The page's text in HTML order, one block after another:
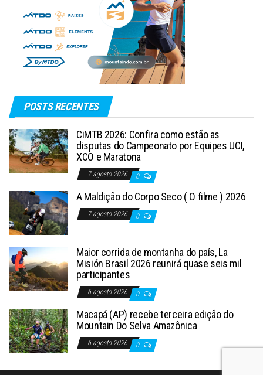
POSTS RECENTES
CiMTB 2026: Confira como estão as
disputas do Campeonato por Equipes UCI,
XCO e Maratona
7 agosto 2026 0
A Maldição do Corpo Seco ( O filme ) 2026
7 agosto 2026 0
Maior corrida de montanha do país, La
Misión Brasil 2026 reunirá quase seis mil
participantes
6 agosto 2026 0
Macapá (AP) recebe terceira edição do
Mountain Do Selva Amazônica
6 agosto 2026 0